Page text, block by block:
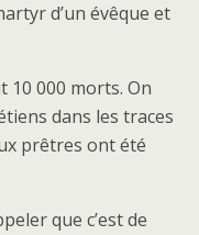
d’un évêque et
10 000 morts. On
dans les traces
prêtres ont été
que c’est de